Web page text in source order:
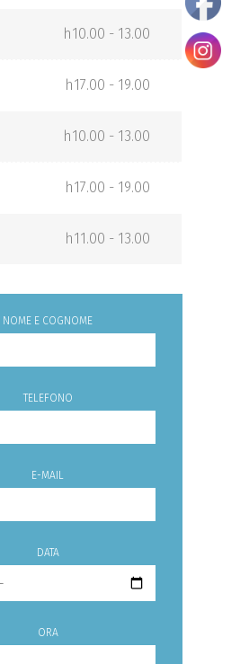
h10.00 - 13.00
h17.00 - 19.00
h10.00 - 13.00
h17.00 - 19.00
h11.00 - 13.00
NOME E COGNOME
TELEFONO
E-MAIL
DATA
ORA